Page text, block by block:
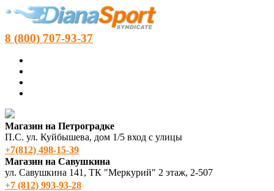
8 (800) 707-93-37
Магазин на Петроградке
П.С. ул. Куйбышева, дом 1/5 вход с улицы
+7(812) 498‑15-39
Магазин на Савушкина
ул. Савушкина 141, ТК "Меркурий" 2 этаж, 2-507
+7 (812) 993-93-28